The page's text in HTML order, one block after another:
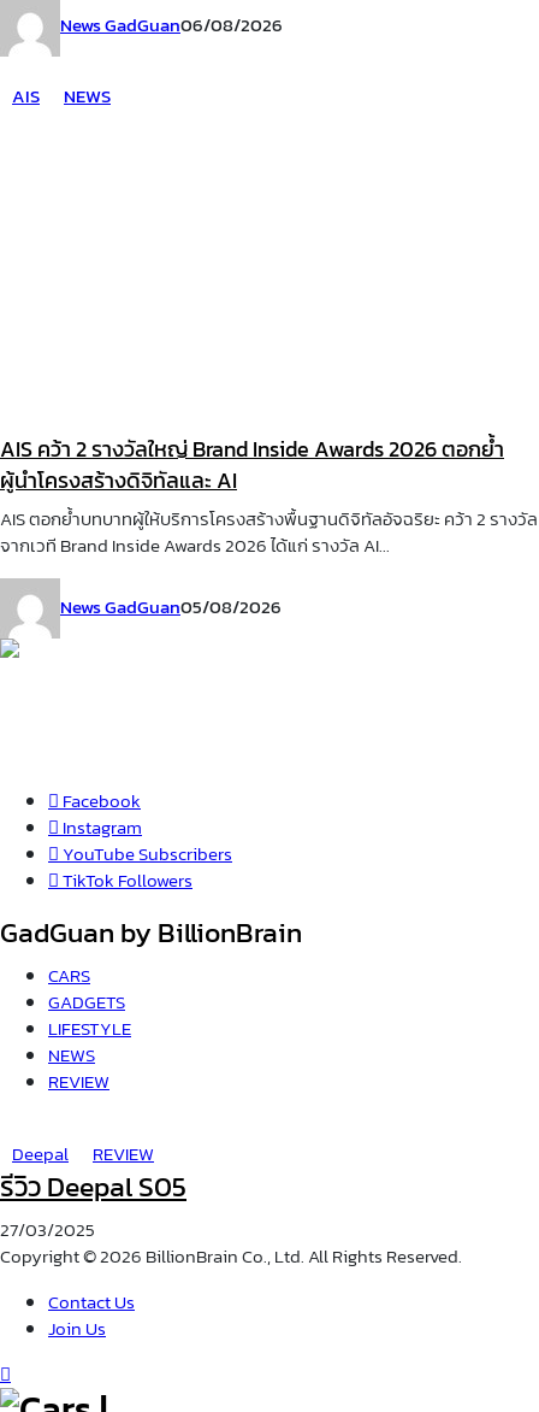
News GadGuan06/08/2026
AIS NEWS
AIS คว้า 2 รางวัลใหญ่ Brand Inside Awards 2026 ตอกย้ำ
ผู้นำโครงสร้างดิจิทัลและ AI
AIS ตอกย้ำบทบาทผู้ให้บริการโครงสร้างพื้นฐานดิจิทัลอัจฉริยะ คว้า 2 รางวัล
จากเวที Brand Inside Awards 2026 ได้แก่ รางวัล AI...
News GadGuan05/08/2026
Facebook
Instagram
YouTubeSubscribers
TikTok Followers
GadGuan by BillionBrain
CARS
GADGETS
LIFESTYLE
NEWS
REVIEW
Deepal REVIEW
รีวิว Deepal S05
27/03/2025
Copyright © 2026 BillionBrain Co., Ltd. All Rights Reserved.
Contact Us
Join Us